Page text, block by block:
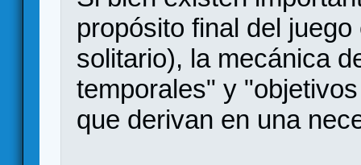
propósito final del
solitario), la mecánica
temporales" y
que derivan en una